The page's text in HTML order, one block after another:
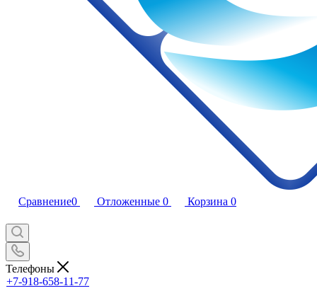
Сравнение0 Отложенные 0 Корзина 0
Телефоны
+7-918-658-11-77